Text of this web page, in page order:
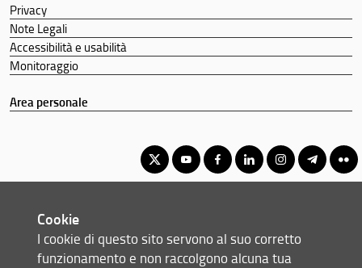
Privacy
Note Legali
Accessibilità e usabilità
Monitoraggio
Area personale
© Copyright 2012-2026 Università degli Studi di Firenze UNIFI
Cookie
I cookie di questo sito servono al suo corretto
funzionamento e non raccolgono alcuna tua